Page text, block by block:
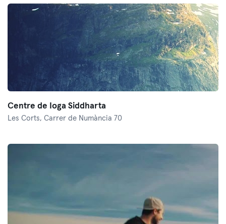
Centre de Ioga Siddharta
Les Corts, Carrer de Numància 70